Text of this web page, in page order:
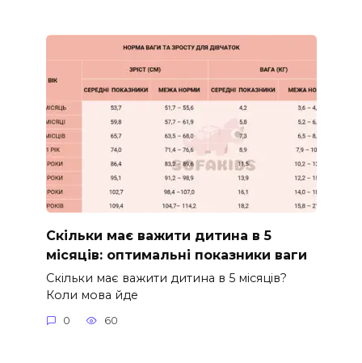
Скільки має важити дитина в 5
місяців: оптимальні показники ваги
Скільки має важити дитина в 5 місяців?
Коли мова йде
0 60